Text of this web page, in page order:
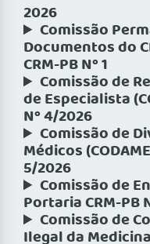
2026
Comissão
Documentos do
CRM-PB Nº 1
Comissão de
de Especialista
Nº 4/2026
Comissão de
Médicos
5/2026
Comissão de
Portaria CRM-PB
Comissão de
Ilegal da